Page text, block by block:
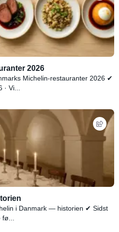
2026
Michelin-restauranter 2026 ✔
Vi...
i Danmark — historien ✔ Sidst